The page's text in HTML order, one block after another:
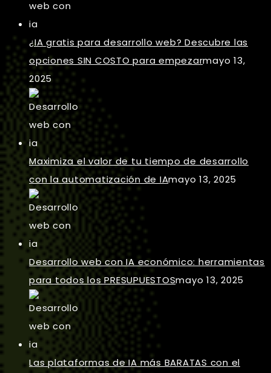
¿IA gratis para desarrollo web? Descubre las
opciones SIN COSTO para empezarmayo 13,
2025
Maximiza el valor de tu tiempo de desarrollo
con la automatización de IAmayo 13, 2025
Desarrollo web con IA económico: herramientas
para todos los PRESUPUESTOSmayo 13, 2025
Las plataformas de IA más BARATAS con el